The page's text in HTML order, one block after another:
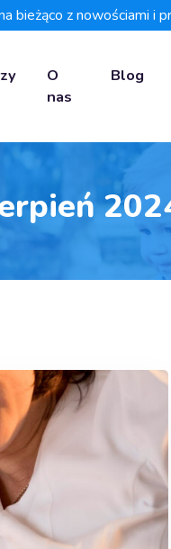
bieżąco z nowościami i
O
nas
Blog